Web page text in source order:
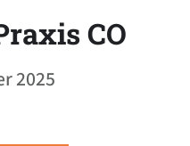
CO
2025